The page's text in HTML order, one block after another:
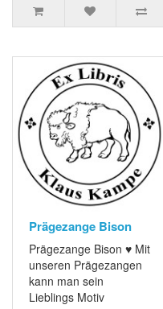
Prägezange Bison
Prägezange Bison ♥ Mit
unseren Prägezangen
kann man sein
Lieblings Motiv